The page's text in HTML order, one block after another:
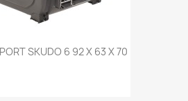
SKUDO 6 92 X 63 X 70